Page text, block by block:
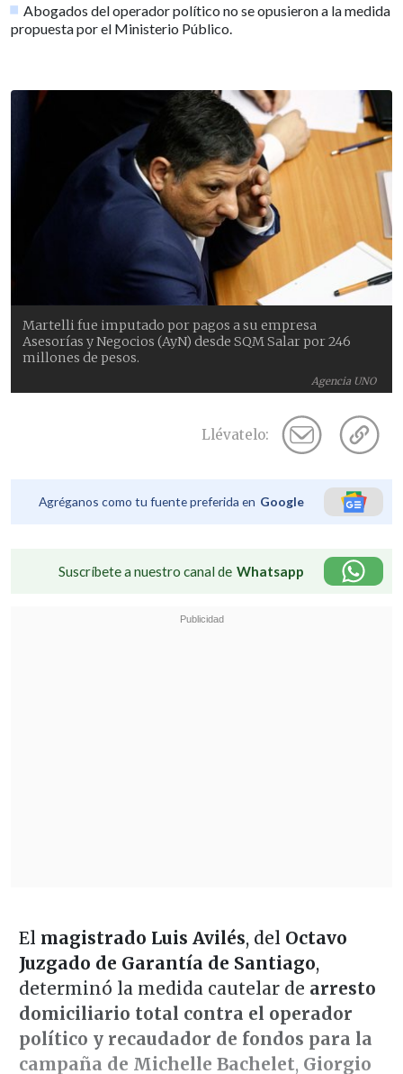
Abogados del operador político no se opusieron a la medida
propuesta por el Ministerio Público.
Agencia UNO
Martelli fue imputado por pagos a su empresa
Asesorías y Negocios (AyN) desde SQM Salar por 246
millones de pesos.
Llévatelo:
Agréganos como tu fuente preferida en Google
Suscríbete a nuestro canal de Whatsapp
El magistrado Luis Avilés, del Octavo
Juzgado de Garantía de Santiago,
determinó la medida cautelar de arresto
domiciliario total contra el operador
político y recaudador de fondos para la
campaña de Michelle Bachelet, Giorgio